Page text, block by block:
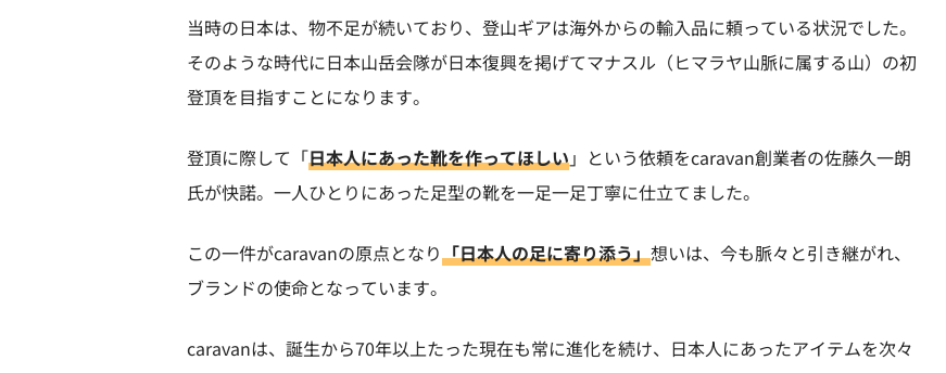
当時の日本は、物不足が続いており、登山ギアは海外からの輸入品に頼っている状況でした。
そのような時代に日本山岳会隊が日本復興を掲げてマナスル（ヒマラヤ山脈に属する山）の初
登頂を目指すことになります。
登頂に際して「日本人にあった靴を作ってほしい」という依頼をcaravan創業者の佐藤久一朗
氏が快諾。一人ひとりにあった足型の靴を一足一足丁寧に仕立てました。
この一件がcaravanの原点となり「日本人の足に寄り添う」想いは、今も脈々と引き継がれ、
ブランドの使命となっています。
caravanは、誕生から70年以上たった現在も常に進化を続け、日本人にあったアイテムを次々